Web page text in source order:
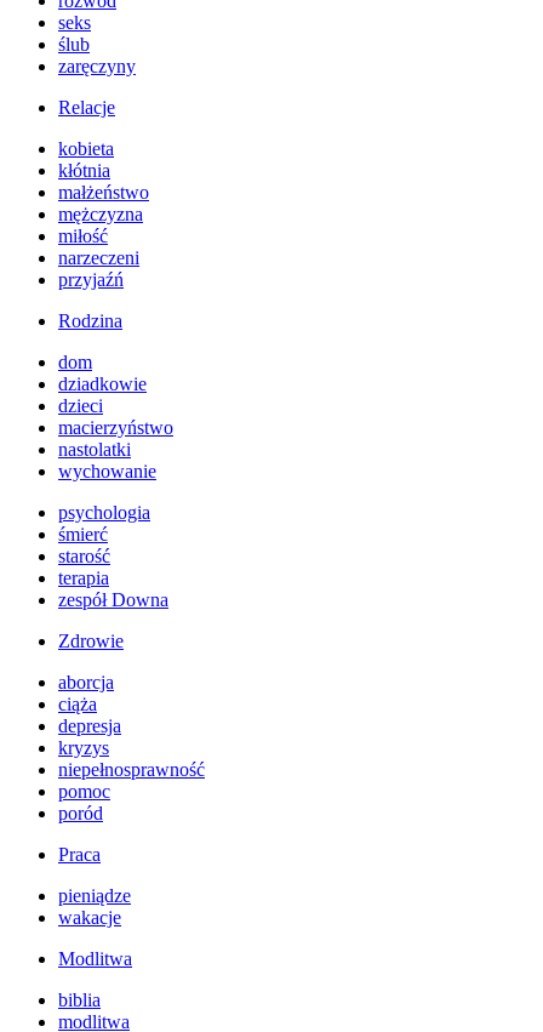
seks
ślub
zaręczyny
Relacje
kobieta
kłótnia
małżeństwo
mężczyzna
miłość
narzeczeni
przyjaźń
Rodzina
dom
dziadkowie
dzieci
macierzyństwo
nastolatki
wychowanie
psychologia
śmierć
starość
terapia
zespół Downa
Zdrowie
aborcja
ciąża
depresja
kryzys
niepełnosprawność
pomoc
poród
Praca
pieniądze
wakacje
Modlitwa
biblia
modlitwa